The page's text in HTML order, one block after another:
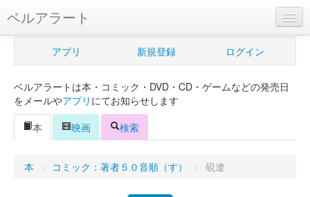
ベルアラート
ベルアラートとは
新規登録
ログイン
アプリ 新規登録 ログイン
ベルアラートは本・コミック・DVD・CD・ゲームなどの発売日
をメールやアプリ にてお知らせします
本
映画 検索
本 > コミック：著者５０音順（す） > 硯遼